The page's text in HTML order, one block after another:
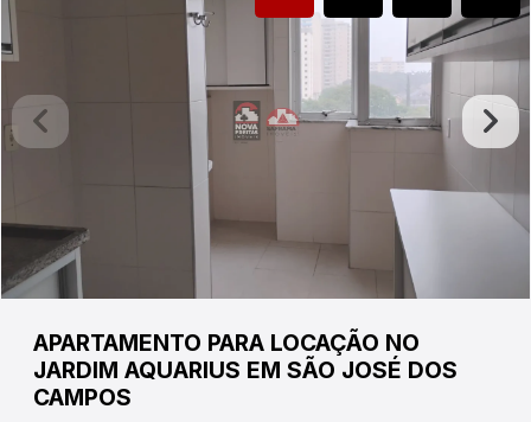
APARTAMENTO PARA LOCAÇÃO NO
JARDIM AQUARIUS EM SÃO JOSÉ DOS
CAMPOS